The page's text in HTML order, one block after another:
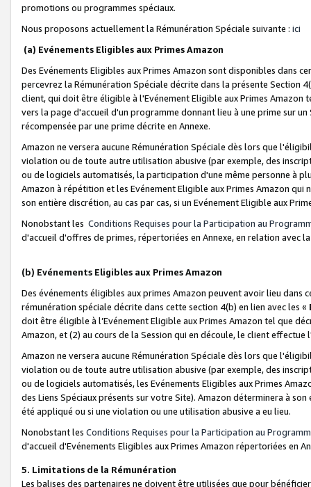
promotions ou programmes spéciaux.
Nous proposons actuellement la Rémunération Spéciale suivante : ici
(a) Evénements Eligibles aux Primes Amazon
Des Evénements Eligibles aux Primes Amazon sont disponibles dans
percevrez la Rémunération Spéciale décrite dans la présente Section
client, qui doit être éligible à l'Evénement Eligible aux Primes Amazon
vers la page d'accueil d'un programme donnant lieu à une prime sur
récompensée par une prime décrite en Annexe.
Amazon ne versera aucune Rémunération Spéciale dès lors que
violation ou de toute autre utilisation abusive (par exemple, des
ou de logiciels automatisés, la participation d'une même personne à
Amazon à répétition et les Evénement Eligible aux Primes Amazon qui
son entière discrétion, au cas par cas, si un Evénement Eligible aux
Nonobstant les Conditions Requises pour la Participation au
d'accueil d'offres de primes, répertoriées en Annexe, en relation avec
(b) Evénements Eligibles aux Primes Amazon
Des événements éligibles aux primes Amazon peuvent avoir lieu dans
rémunération spéciale décrite dans cette section 4(b) en lien avec les «
doit être éligible à l’Evénement Eligible aux Primes Amazon tel que
Amazon, et (2) au cours de la Session qui en découle, le client
Amazon ne versera aucune Rémunération Spéciale dès lors que
violation ou de toute autre utilisation abusive (par exemple, des
ou de logiciels automatisés, les Evénements Eligibles aux Primes
des Liens Spéciaux présents sur votre Site). Amazon déterminera à
été appliqué ou si une violation ou une utilisation abusive a eu lieu.
Nonobstant les Conditions Requises pour la Participation au
d'accueil d'Evénements Eligibles aux Primes Amazon répertoriées en
5. Limitations de la Rémunération
Les balises des partenaires ne doivent être utilisées que pour